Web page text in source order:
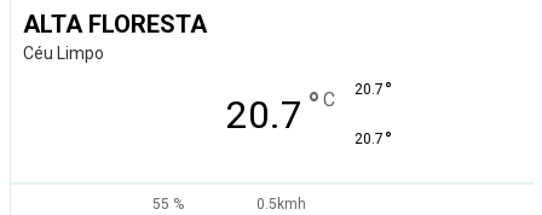
ALTA FLORESTA
Céu Limpo
20.7 ° C 20.7 °
20.7 °
55 %
0.5kmh